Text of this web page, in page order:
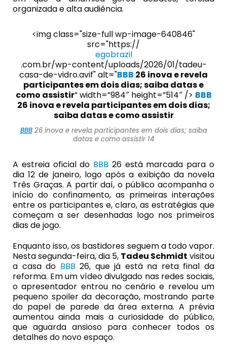
organizada e alta audiência.
<img class="size-full wp-image-640846"
src="https://
egobrazil
.com.br/wp-content/uploads/2026/01/tadeu-
casa-de-vidro.avif" alt="BBB 26 inova e revela
participantes em dois dias; saiba datas e
como assistir” width=”984″ height=”514″ /> BBB
26 inova e revela participantes em dois dias;
saiba datas e como assistir
BBB26 inova e revela participantes em dois dias; saiba
datas e como assistir 14
A estreia oficial do BBB 26 está marcada para o
dia 12 de janeiro, logo após a exibição da novela
Três Graças. A partir daí, o público acompanha o
início do confinamento, as primeiras interações
entre os participantes e, claro, as estratégias que
começam a ser desenhadas logo nos primeiros
dias de jogo.
Enquanto isso, os bastidores seguem a todo vapor.
Nesta segunda-feira, dia 5, Tadeu Schmidt visitou
a casa do BBB 26, que já está na reta final da
reforma. Em um vídeo divulgado nas redes sociais,
o apresentador entrou no cenário e revelou um
pequeno spoiler da decoração, mostrando parte
do papel de parede da área externa. A prévia
aumentou ainda mais a curiosidade do público,
que aguarda ansioso para conhecer todos os
detalhes do novo espaço.